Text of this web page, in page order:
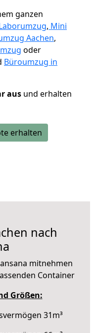
ganzen
, Mini
Aachen,
oder
Büroumzug in
aus und erhalten
erhalten
nach
mitnehmen
Container
Größen:
31m³